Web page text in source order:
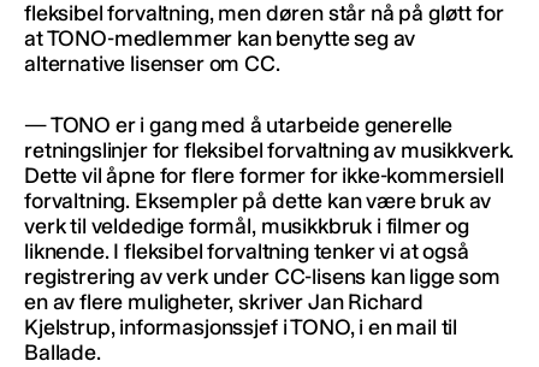
fleksibel forvaltning, men døren står nå på gløtt for
at TONO-medlemmer kan benytte seg av
alternative lisenser om CC.
— TONO er i gang med å utarbeide generelle
retningslinjer for fleksibel forvaltning av musikkverk.
Dette vil åpne for flere former for ikke-kommersiell
forvaltning. Eksempler på dette kan være bruk av
verk til veldedige formål, musikkbruk i filmer og
liknende. I fleksibel forvaltning tenker vi at også
registrering av verk under CC-lisens kan ligge som
en av flere muligheter, skriver Jan Richard
Kjelstrup, informasjonssjef i TONO, i en mail til
Ballade.